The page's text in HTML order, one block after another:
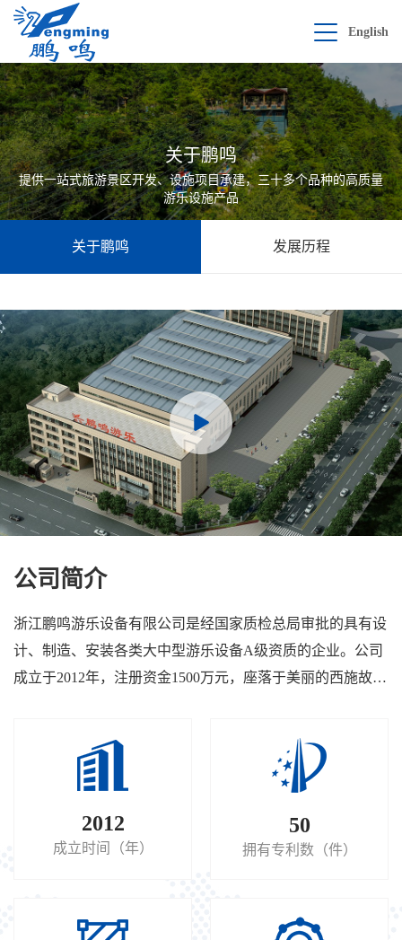
English
关于鹏鸣
提供一站式旅游景区开发、设施项目承建，三十多个品种的高质量
游乐设施产品
关于鹏鸣 发展历程
公司简介
浙江鹏鸣游乐设备有限公司是经国家质检总局审批的具有设
计、制造、安装各类大中型游乐设备A级资质的企业。公司
成立于2012年，注册资金1500万元，座落于美丽的西施故里
职能与业务分布： 公司配有专业的设计和策划团队、先进
的生产工艺、专业的安装队伍、完善的售后服务，目前有三
区的景区及游乐园。
2012
成立时间（年）
50
拥有专利数（件）